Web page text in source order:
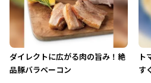
ダイレクトに広がる肉の旨み！絶
品豚バラベーコン
ト
す